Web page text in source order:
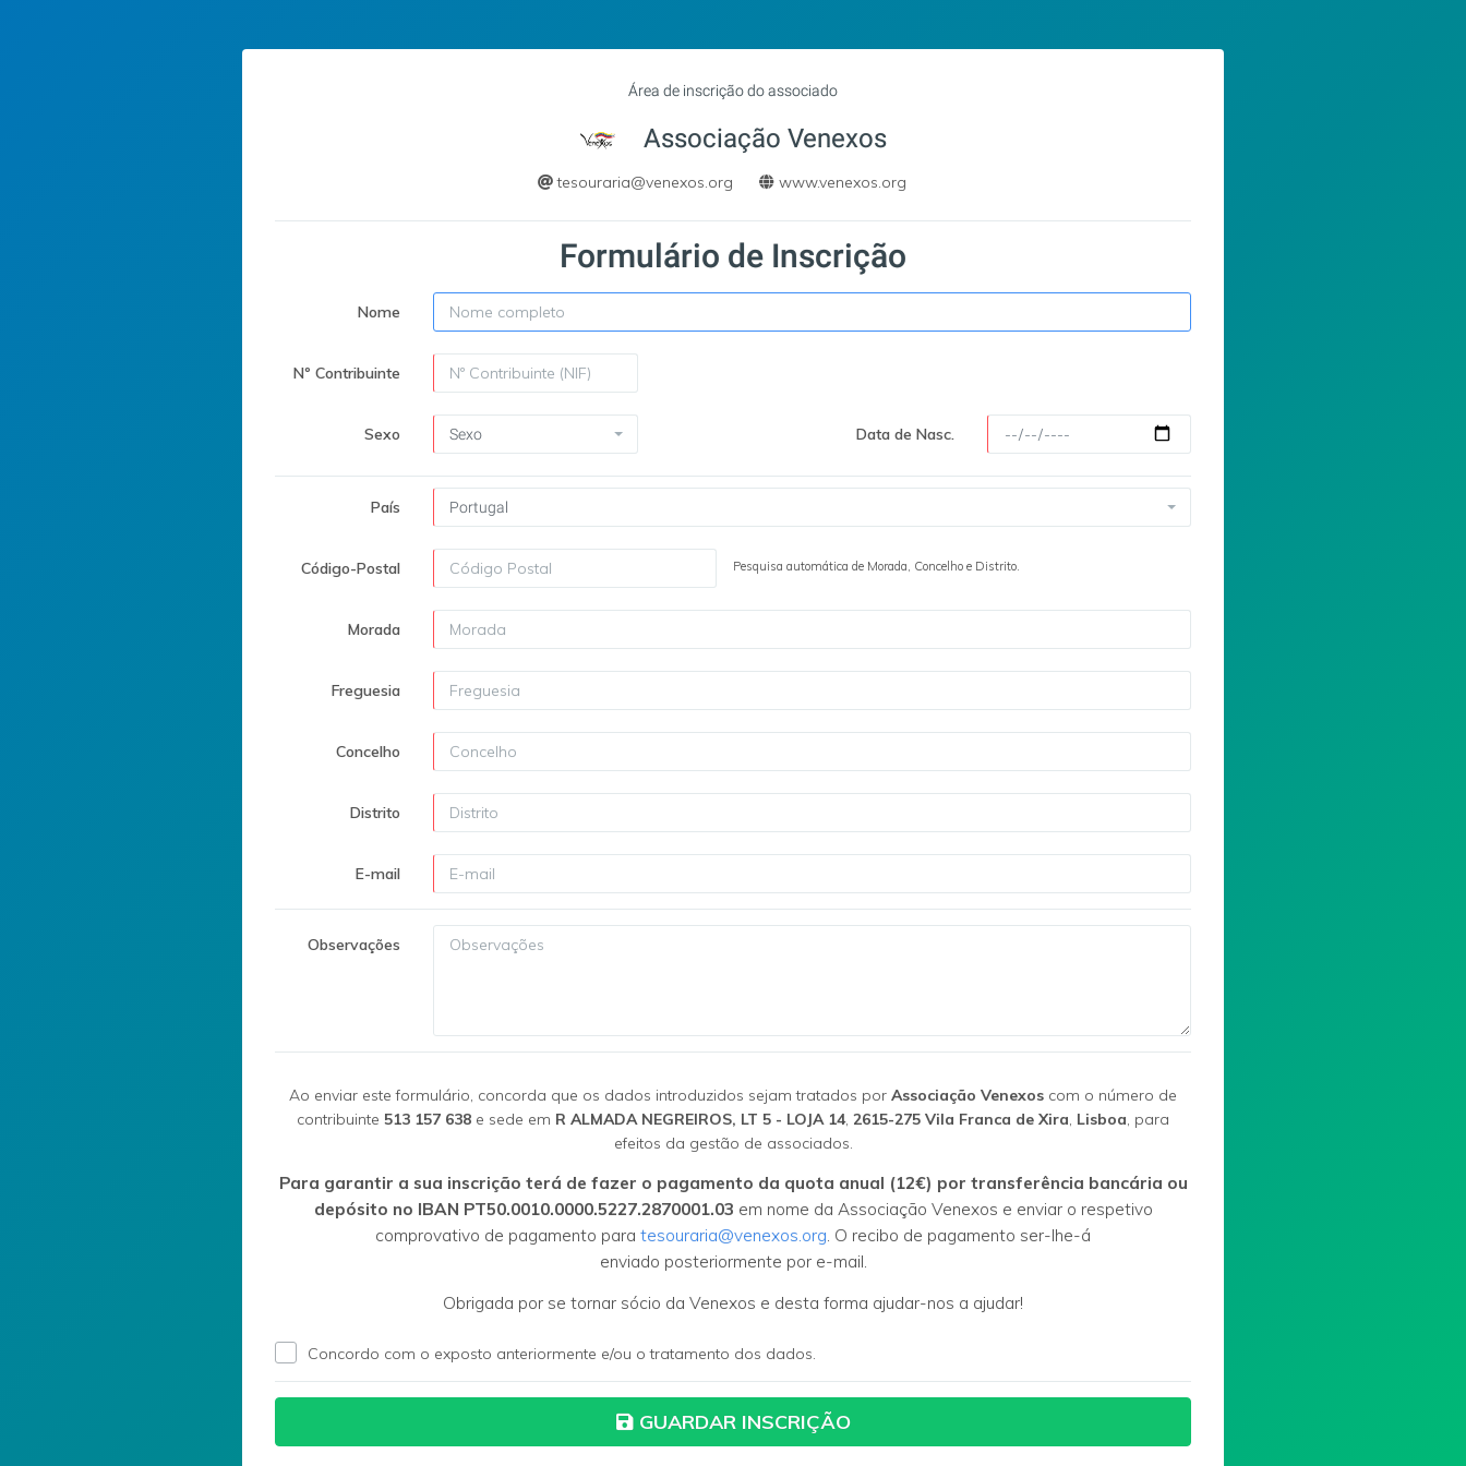
Área de inscrição do associado
Associação Venexos
tesouraria@venexos.org www.venexos.org
Formulário de Inscrição
Nome
Nº Contribuinte
Sexo Sexo Data de Nasc.
País Portugal
Código-Postal Pesquisa automática de Morada, Concelho e Distrito.
Morada
Freguesia
Concelho
Distrito
E-mail
Observações
Ao enviar este formulário, concorda que os dados introduzidos sejam tratados por Associação Venexos com o número de
contribuinte 513 157 638 e sede em R ALMADA NEGREIROS, LT 5 - LOJA 14, 2615-275 Vila Franca de Xira, Lisboa, para
efeitos da gestão de associados.
Para garantir a sua inscrição terá de fazer o pagamento da quota anual (12€) por transferência bancária ou
depósito no IBAN PT50.0010.0000.5227.2870001.03 em nome da Associação Venexos e enviar o respetivo
comprovativo de pagamento para tesouraria@venexos.org. O recibo de pagamento ser-lhe-á
enviado posteriormente por e-mail.
Obrigada por se tornar sócio da Venexos e desta forma ajudar-nos a ajudar!
Concordo com o exposto anteriormente e/ou o tratamento dos dados.
GUARDAR INSCRIÇÃO